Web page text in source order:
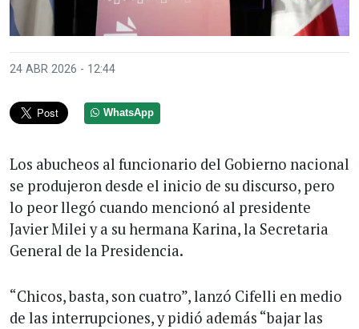
24 ABR 2026 - 12:44
WhatsApp
Los abucheos al funcionario del Gobierno nacional
se produjeron desde el inicio de su discurso, pero
lo peor llegó cuando mencionó al presidente
Javier Milei y a su hermana Karina, la Secretaria
General de la Presidencia.
“Chicos, basta, son cuatro”, lanzó Cifelli en medio
de las interrupciones, y pidió además “bajar las